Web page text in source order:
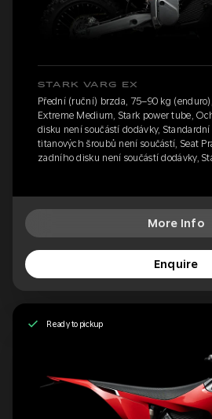
STARK VARG EX
Přední (ruční) brzda, 75–90 kg
Extreme Medium, Stark power tube,
disku není součástí dodávky, Standardní
titanových šroubů není součástí, Seat
zadního disku není součástí dodávky,
More Info
Enquire
Ready to pickup